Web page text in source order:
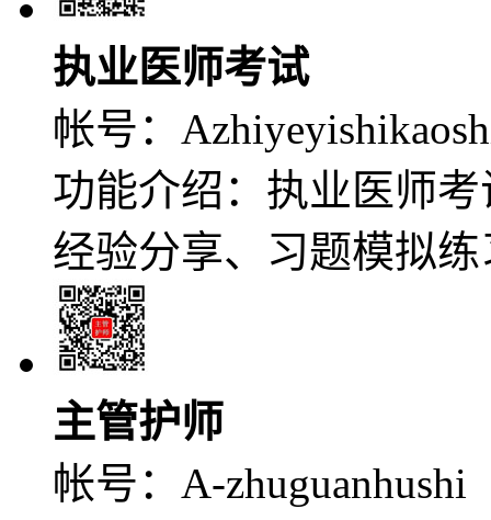
执业医师考试
帐号：
功能介绍：执业医师
经验分享、习题模拟练
主管护师
帐号： A-zhuguanhushi